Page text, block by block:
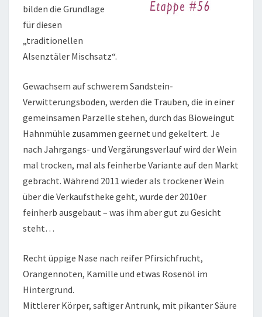
bilden die Grundlage
für diesen
„traditionellen
Alsenztäler Mischsatz“.
Gewachsem auf schwerem Sandstein-
Verwitterungsboden, werden die Trauben, die in einer
gemeinsamen Parzelle stehen, durch das Bioweingut
Hahnmühle zusammen geernet und gekeltert. Je
nach Jahrgangs- und Vergärungsverlauf wird der Wein
mal trocken, mal als feinherbe Variante auf den Markt
gebracht. Während 2011 wieder als trockener Wein
über die Verkaufstheke geht, wurde der 2010er
feinherb ausgebaut – was ihm aber gut zu Gesicht
steht…
Recht üppige Nase nach reifer Pfirsichfrucht,
Orangennoten, Kamille und etwas Rosenöl im
Hintergrund.
Mittlerer Körper, saftiger Antrunk, mit pikanter Säure